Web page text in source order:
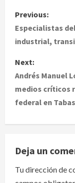
P
o
t
n
i
g
Previous:
Especialistas
industrial,
Next:
Andrés Manuel
medios críticos
federal en
Deja un
Tu dirección de